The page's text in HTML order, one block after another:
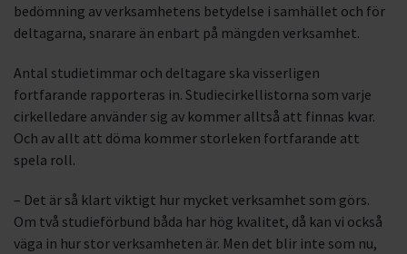
bedömning av verksamhetens betydelse i samhället och för
deltagarna, snarare än enbart på mängden verksamhet.
Antal studietimmar och deltagare ska visserligen
fortfarande rapporteras in. Studiecirkellistorna som varje
cirkelledare använder sig av kommer alltså att finnas kvar.
Och av allt att döma kommer storleken fortfarande att
spela roll.
– Det är så klart viktigt hur mycket verksamhet som görs.
Om två studieförbund båda har hög kvalitet, då kan vi också
väga in hur stor verksamheten är. Men det blir inte som nu,